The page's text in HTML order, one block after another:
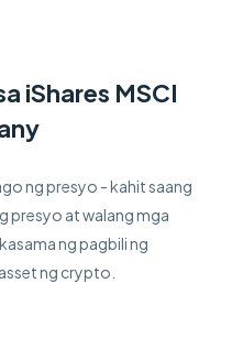
iShares MSCI
ng presyo - kahit saang
presyo at walang mga
ng pagbili ng
ng crypto.